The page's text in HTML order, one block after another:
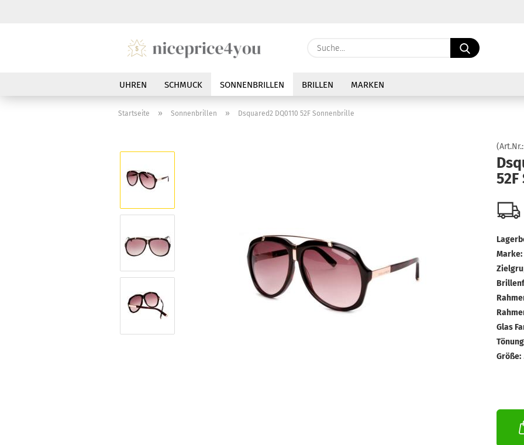
Sprache auswählen
Suche...
UHREN SCHMUCK SONNENBRILLEN BRILLEN MARKEN
Startseite » Sonnenbrillen » Dsquared2 DQ0110 52F Sonnenbrille
Marke:
Glas
Größe: